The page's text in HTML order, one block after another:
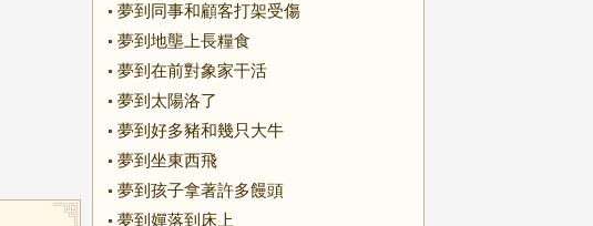
夢到同事和顧客打架受傷
夢到地壟上長糧食
夢到在前對象家干活
夢到太陽洛了
夢到好多豬和幾只大牛
夢到坐東西飛
夢到孩子拿著許多饅頭
夢到嬋落到床上